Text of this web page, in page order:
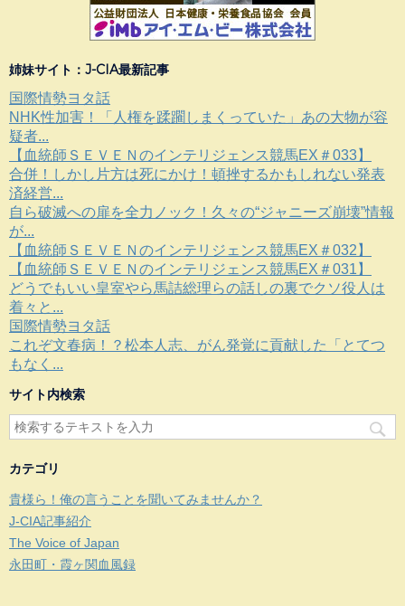
姉妹サイト：J-CIA最新記事
国際情勢ヨタ話
NHK性加害！「人権を蹂躙しまくっていた」あの大物が容
疑者...
【血統師ＳＥＶＥＮのインテリジェンス競馬EX＃033】
合併！しかし片方は死にかけ！頓挫するかもしれない発表
済経営...
自ら破滅への扉を全力ノック！久々の“ジャニーズ崩壊”情報
が...
【血統師ＳＥＶＥＮのインテリジェンス競馬EX＃032】
【血統師ＳＥＶＥＮのインテリジェンス競馬EX＃031】
どうでもいい皇室やら馬詰総理らの話しの裏でクソ役人は
着々と...
国際情勢ヨタ話
これぞ文春病！？松本人志、がん発覚に貢献した「とてつ
もなく...
サイト内検索
カテゴリ
貴様ら！俺の言うことを聞いてみませんか？
J-CIA記事紹介
The Voice of Japan
永田町・霞ヶ関血風録